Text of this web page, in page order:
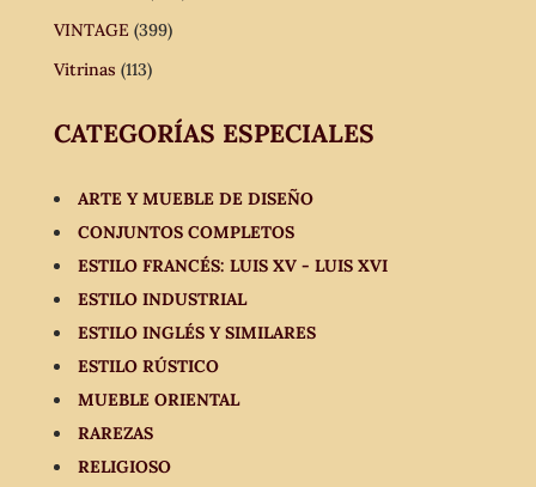
VINTAGE (399)
Vitrinas (113)
CATEGORÍAS ESPECIALES
ARTE Y MUEBLE DE DISEÑO
CONJUNTOS COMPLETOS
ESTILO FRANCÉS: LUIS XV - LUIS XVI
ESTILO INDUSTRIAL
ESTILO INGLÉS Y SIMILARES
ESTILO RÚSTICO
MUEBLE ORIENTAL
RAREZAS
RELIGIOSO